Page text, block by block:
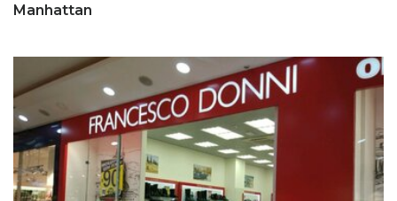
Manhattan